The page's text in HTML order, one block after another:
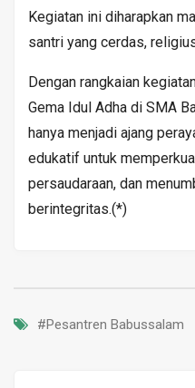
Kegiatan ini diharapkan
santri yang cerdas,
Dengan rangkaian
Gema Idul Adha di SMA
hanya menjadi ajang
edukatif untuk
persaudaraan, dan
berintegritas.(*)
#Pesantren Babussalam